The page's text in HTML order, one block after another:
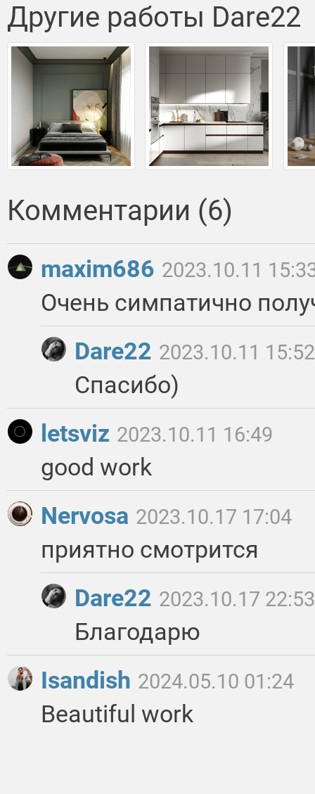
Другие работы Dare22
Комментарии (6)
maxim686 2023.10.11
Очень симпатично
Dare22 2023.10.11 15:52
Спасибо)
letsviz 2023.10.11 16:49
good work
Nervosa 2023.10.17 17:04
приятно смотрится
Dare22 2023.10.17 22:53
Благодарю
Isandish 2024.05.10 01:24
Beautiful work